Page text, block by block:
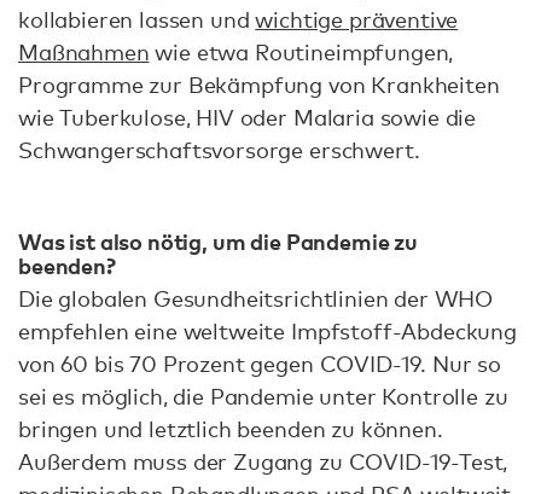
kollabieren lassen undwichtige präventive
Maßnahmen wie etwa Routineimpfungen,
Programme zur Bekämpfung von Krankheiten
wie Tuberkulose, HIV oder Malaria sowie die
Schwangerschaftsvorsorge erschwert.
Was ist also nötig, um die Pandemie zu
beenden?
Die globalen Gesundheitsrichtlinien der WHO
empfehlen eine weltweite Impfstoff-Abdeckung
von 60 bis 70 Prozent gegen COVID-19. Nur so
sei es möglich, die Pandemie unter Kontrolle zu
bringen und letztlich beenden zu können.
Außerdem muss der Zugang zu COVID-19-Test,